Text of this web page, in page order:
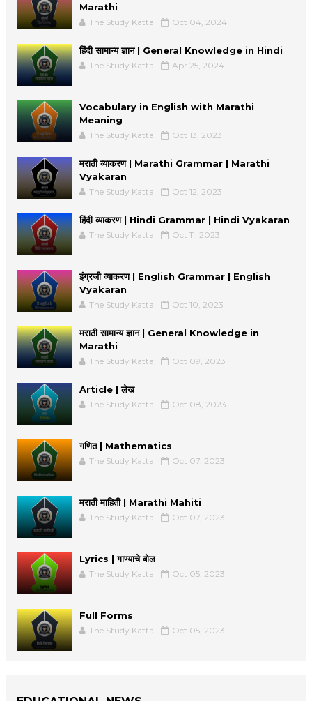
Marathi
The Study Katta Oct 04, 2024
हिंदी सामान्य ज्ञान | General Knowledge in Hindi
The Study Katta Apr 25, 2024
Vocabulary in English with Marathi
Meaning
The Study Katta Oct 13, 2023
मराठी व्याकरण | Marathi Grammar | Marathi
Vyakaran
The Study Katta Oct 12, 2023
हिंदी व्याकरण | Hindi Grammar | Hindi Vyakaran
The Study Katta Oct 11, 2023
इंग्रजी व्याकरण | English Grammar | English
Vyakaran
The Study Katta Oct 10, 2023
मराठी सामान्य ज्ञान | General Knowledge in
Marathi
The Study Katta Oct 09, 2023
Article | लेख
The Study Katta Oct 08, 2023
गणित | Mathematics
The Study Katta Oct 07, 2023
मराठी माहिती | Marathi Mahiti
The Study Katta Oct 07, 2023
Lyrics | गाण्याचे बोल
The Study Katta Oct 05, 2023
Full Forms
The Study Katta Oct 05, 2023